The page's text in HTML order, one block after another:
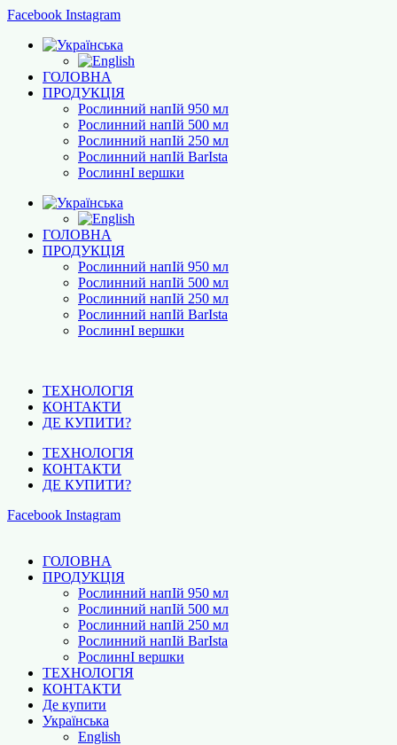
Facebook Instagram
ГОЛОВНА
ПРОДУКЦІЯ
Рослинний напІй 950 мл
Рослинний напІй 500 мл
Рослинний напІй 250 мл
Рослинний напІй BarІsta
РослиннІ вершки
ГОЛОВНА
ПРОДУКЦІЯ
Рослинний напІй 950 мл
Рослинний напІй 500 мл
Рослинний напІй 250 мл
Рослинний напІй BarІsta
РослиннІ вершки
ТЕХНОЛОГІЯ
КОНТАКТИ
ДЕ КУПИТИ?
ТЕХНОЛОГІЯ
КОНТАКТИ
ДЕ КУПИТИ?
Facebook Instagram
ГОЛОВНА
ПРОДУКЦІЯ
Рослинний напІй 950 мл
Рослинний напІй 500 мл
Рослинний напІй 250 мл
Рослинний напІй BarІsta
РослиннІ вершки
ТЕХНОЛОГІЯ
КОНТАКТИ
Де купити
Українська
English